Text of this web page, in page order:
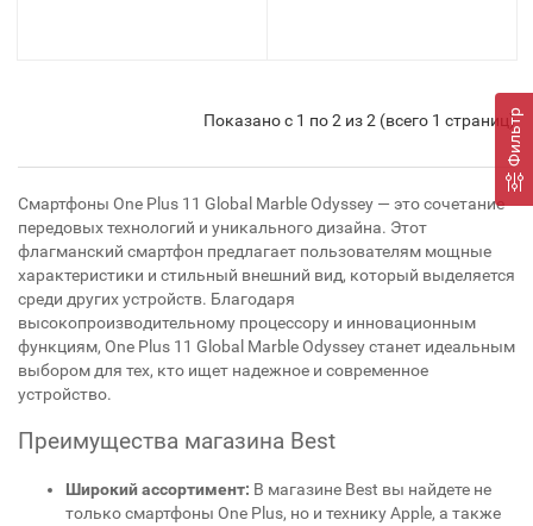
Фильтр
Показано с 1 по 2 из 2 (всего 1 страниц)
Смартфоны One Plus 11 Global Marble Odyssey — это сочетание
передовых технологий и уникального дизайна. Этот
флагманский смартфон предлагает пользователям мощные
характеристики и стильный внешний вид, который выделяется
среди других устройств. Благодаря
высокопроизводительному процессору и инновационным
функциям, One Plus 11 Global Marble Odyssey станет идеальным
выбором для тех, кто ищет надежное и современное
устройство.
Преимущества магазина Best
Широкий ассортимент: В магазине Best вы найдете не
только смартфоны One Plus, но и технику Apple, а также